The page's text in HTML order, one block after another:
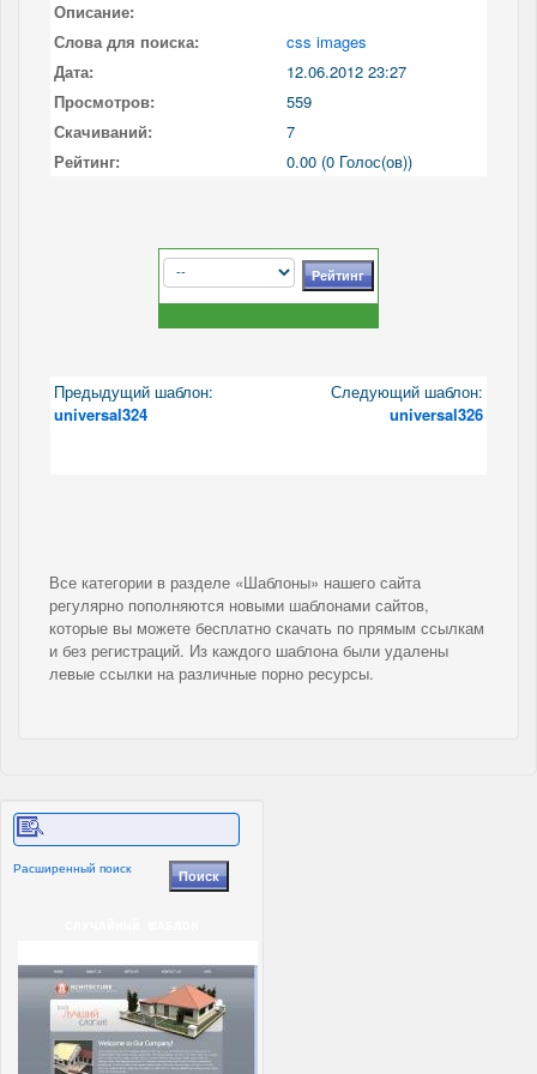
Описание:
Слова для поиска:
css images
Дата:
12.06.2012 23:27
Просмотров:
559
Скачиваний:
7
Рейтинг:
0.00 (0 Голос(ов))
Предыдущий шаблон:
universal324
Следующий шаблон:
universal326
Все категории в разделе «Шаблоны» нашего сайта
регулярно пополняются новыми шаблонами сайтов,
которые вы можете бесплатно скачать по прямым ссылкам
и без регистраций. Из каждого шаблона были удалены
левые ссылки на различные порно ресурсы.
Расширенный поиск